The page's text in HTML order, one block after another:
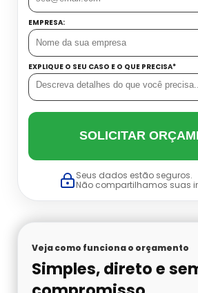
Balança Linear Sp
Balança Multi Cabeças
Balança Multi Cabeças Preço
Balança Multi Cabeças Sp
Contadora Preço
Dosadora Para Pó
Embaladora De Azeitona
EMPRESA:
EXPLIQUE O SEU CASO E O QUE PRECISA*
SOLICITAR
Seus dados estão seguros.
Não compartilhamos suas
Veja como funciona o orçamento
Simples, direto e